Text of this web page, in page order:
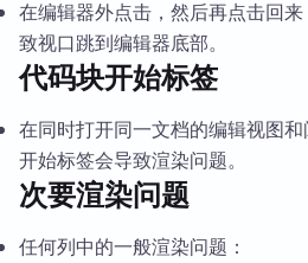
在编辑器外点击，然后再点击回
致视口跳到编辑器底部。
代码块开始标签
在同时打开同一文档的编辑视图
开始标签会导致渲染问题。
次要渲染问题
任何列中的一般渲染问题：